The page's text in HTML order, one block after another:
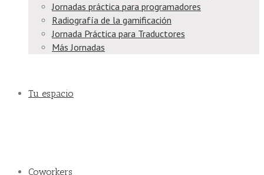
Jornadas práctica para programadores
Radiografía de la gamificación
Jornada Práctica para Traductores
Más Jornadas
Tu espacio
Coworkers